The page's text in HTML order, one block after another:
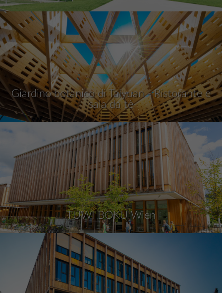
Giardino botanico di Taiyuan - Ristorante e
sala da tè
TUWI BOKU Wien